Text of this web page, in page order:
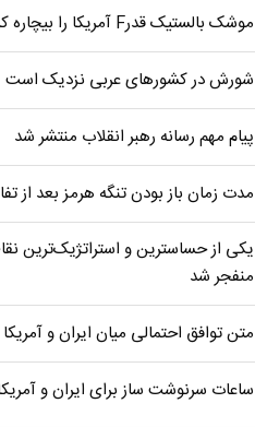
موشک بالستیک قدرF آمریکا را بیچاره کرد
شورش در کشورهای عربی نزدیک است
پیام مهم رسانه رهبر انقلاب منتشر شد
مدت زمان باز بودن تنگه هرمز بعد از
یکی از حساسترین و استراتژیک‌ترین
منفجر شد
متن توافق احتمالی میان ایران و
ساعات سرنوشت ساز برای ایران و